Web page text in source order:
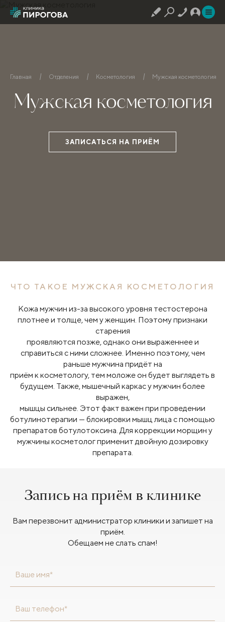
Главная Отделения Косметология Мужская косметология
Мужская косметология
ЗАПИСАТЬСЯ НА ПРИЁМ
ЧТО ТАКОЕ МУЖСКАЯ КОСМЕТОЛОГИЯ
Кожа мужчин из-за высокого уровня тестостерона
плотнее и толще, чем у женщин. Поэтому признаки
старения
проявляются позже, однако они выраженнее и
справиться с ними сложнее. Именно поэтому, чем
раньше мужчина придёт на
приём к косметологу, тем моложе он будет выглядеть в
будущем. Также, мышечный каркас у мужчин более
выражен,
мышцы сильнее. Этот факт важен при проведении
ботулинотерапии — блокировки мышц лица с помощью
препаратов ботулотоксина. Для коррекции морщин у
мужчины косметолог применит двойную дозировку
препарата.
Запись на приём в клинике
Вам перезвонит администратор клиники и запишет на
приём.
Обещаем не слать спам!
Ваше имя*
Ваш телефон*